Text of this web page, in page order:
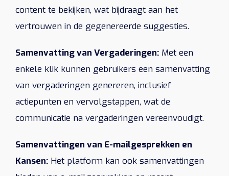
content te bekijken, wat bijdraagt aan het
vertrouwen in de gegenereerde suggesties.
Samenvatting van Vergaderingen: Met een
enkele klik kunnen gebruikers een samenvatting
van vergaderingen genereren, inclusief
actiepunten en vervolgstappen, wat de
communicatie na vergaderingen vereenvoudigt.
Samenvattingen van E-mailgesprekken en
Kansen: Het platform kan ook samenvattingen